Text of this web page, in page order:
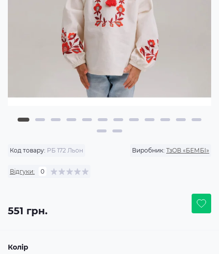
Код товару: РБ 172 Льон Виробник: ТзОВ «БЕМБІ»
Відгуки: 0
551 грн.
Колір